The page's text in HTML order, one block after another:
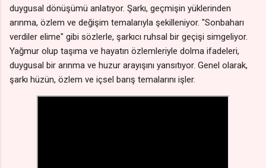
duygusal dönüşümü anlatıyor. Şarkı, geçmişin yüklerinden
arınma, özlem ve değişim temalarıyla şekilleniyor. "Sonbaharı
verdiler elime" gibi sözlerle, şarkıcı ruhsal bir geçişi simgeliyor.
Yağmur olup taşıma ve hayatın özlemleriyle dolma ifadeleri,
duygusal bir arınma ve huzur arayışını yansıtıyor. Genel olarak,
şarkı hüzün, özlem ve içsel barış temalarını işler.